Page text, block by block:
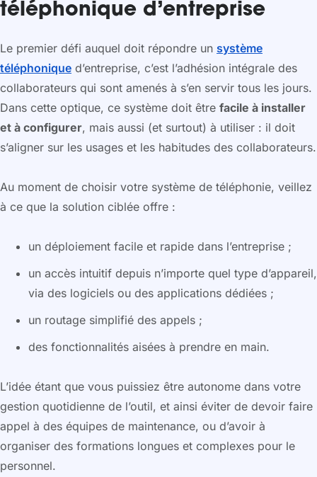
téléphonique d’entreprise
Le premier défi auquel doit répondre un système
téléphonique d’entreprise, c’est l’adhésion intégrale des
collaborateurs qui sont amenés à s’en servir tous les jours.
Dans cette optique, ce système doit être facile à installer
et à configurer, mais aussi (et surtout) à utiliser : il doit
s’aligner sur les usages et les habitudes des collaborateurs.
Au moment de choisir votre système de téléphonie, veillez
à ce que la solution ciblée offre :
un déploiement facile et rapide dans l’entreprise ;
un accès intuitif depuis n’importe quel type d’appareil,
via des logiciels ou des applications dédiées ;
un routage simplifié des appels ;
des fonctionnalités aisées à prendre en main.
L’idée étant que vous puissiez être autonome dans votre
gestion quotidienne de l’outil, et ainsi éviter de devoir faire
appel à des équipes de maintenance, ou d’avoir à
organiser des formations longues et complexes pour le
personnel.